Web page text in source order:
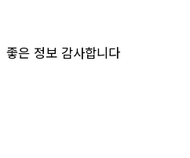
좋은 정보 감사합니다